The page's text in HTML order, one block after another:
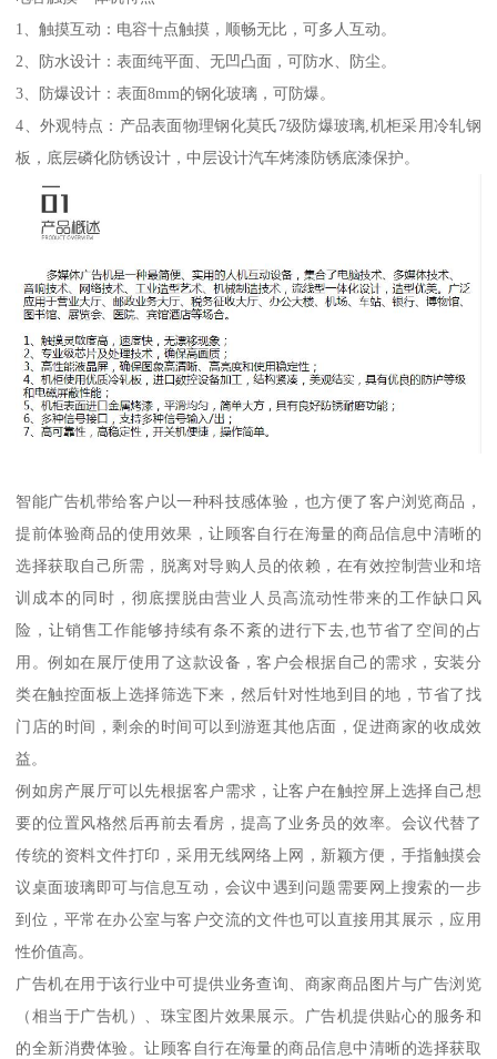
1、触摸互动：电容十点触摸，顺畅无比，可多人互动。
2、防水设计：表面纯平面、无凹凸面，可防水、防尘。
3、防爆设计：表面8mm的钢化玻璃，可防爆。
4、外观特点：产品表面物理钢化莫氏7级防爆玻璃,机柜采用冷轧钢
板，底层磷化防锈设计，中层设计汽车烤漆防锈底漆保护。
智能广告机带给客户以一种科技感体验，也方便了客户浏览商品，
提前体验商品的使用效果，让顾客自行在海量的商品信息中清晰的
选择获取自己所需，脱离对导购人员的依赖，在有效控制营业和培
训成本的同时，彻底摆脱由营业人员高流动性带来的工作缺口风
险，让销售工作能够持续有条不紊的进行下去,也节省了空间的占
用。例如在展厅使用了这款设备，客户会根据自己的需求，安装分
类在触控面板上选择筛选下来，然后针对性地到目的地，节省了找
门店的时间，剩余的时间可以到游逛其他店面，促进商家的收成效
益。
例如房产展厅可以先根据客户需求，让客户在触控屏上选择自己想
要的位置风格然后再前去看房，提高了业务员的效率。会议代替了
传统的资料文件打印，采用无线网络上网，新颖方便，手指触摸会
议桌面玻璃即可与信息互动，会议中遇到问题需要网上搜索的一步
到位，平常在办公室与客户交流的文件也可以直接用其展示，应用
性价值高。
广告机在用于该行业中可提供业务查询、商家商品图片与广告浏览
（相当于广告机）、珠宝图片效果展示。广告机提供贴心的服务和
的全新消费体验。让顾客自行在海量的商品信息中清晰的选择获取